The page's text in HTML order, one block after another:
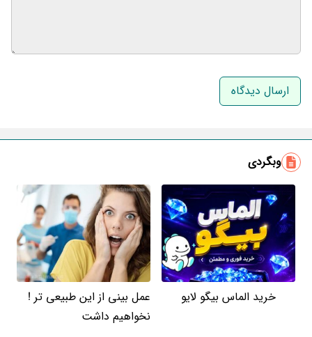
نام و نام خانوادگی
وبگردی
خرید الماس بیگو لایو
عمل بینی از این طبیعی تر !
نخواهیم داشت